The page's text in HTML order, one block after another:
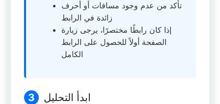
تأكد من عدم وجود مسافات أو أحرف
زائدة في الرابط
إذا كان رابطًا مختصرًا، يرجى زيارة
الصفحة أولاً للحصول على الرابط
الكامل
3 ابدأ التحليل